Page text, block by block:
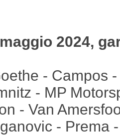
2024,
- Campos -
- MP
- Van
- Prema -